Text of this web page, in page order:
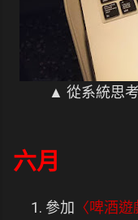
▲ 從系統思
六月
參加 〈啤酒遊